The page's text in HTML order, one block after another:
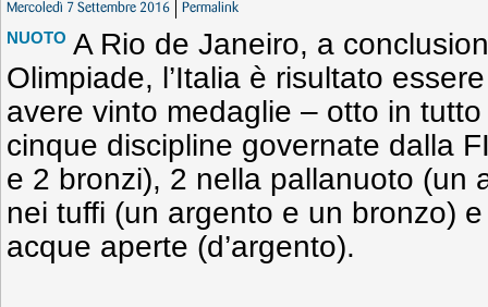
Mercoledì 7 Settembre 2016 Permalink
NUOTO A Rio de Janeiro, a
Olimpiade, l’Italia è risultato
avere vinto medaglie – otto in
cinque discipline governate dalla
e 2 bronzi), 2 nella pallanuoto (un
nei tuffi (un argento e un bronzo)
acque aperte (d’argento).